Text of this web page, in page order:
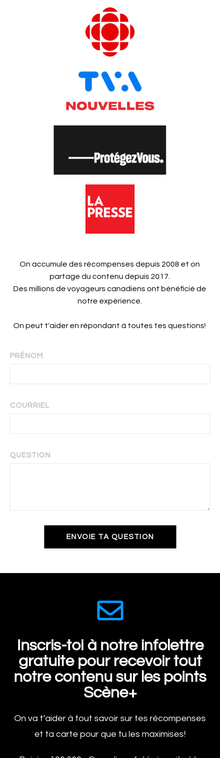
On accumule des récompenses depuis 2008 et on
partage du contenu depuis 2017.
Des millions de voyageurs canadiens ont bénéficié de
notre expérience.
On peut t'aider en répondant à toutes tes questions!
PRÉNOM
COURRIEL
QUESTION
ENVOIE TA QUESTION
Inscris-toi à notre infolettre
gratuite pour recevoir tout
notre contenu sur les points
Scène+
On va t’aider à tout savoir sur tes récompenses
et ta carte pour que tu les maximises!